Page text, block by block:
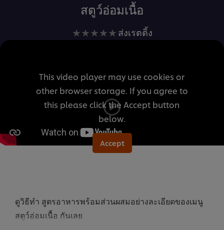
สตูว์อ่อมเนื้อ
ไม่มี
การ
สำหรับ
recipe
นี้
ส่งเรตติ้ง
This video player may use cookies or
other browser storage. If you agree to
this please click the Accept button
below.
Accept
ดูวิธีทำ สูตรอาหารพร้อมส่วนผสมอย่างละเอียดของเมนู
สตูว์อ่อมเนื้อ กันเลย